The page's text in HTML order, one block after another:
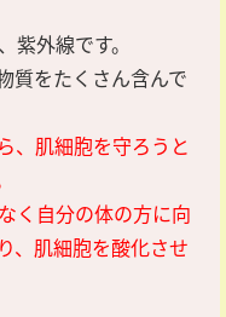
外線です。
質をたくさん含んで
、肌細胞を守ろうと
く自分の体の方に向
、肌細胞を酸化させ